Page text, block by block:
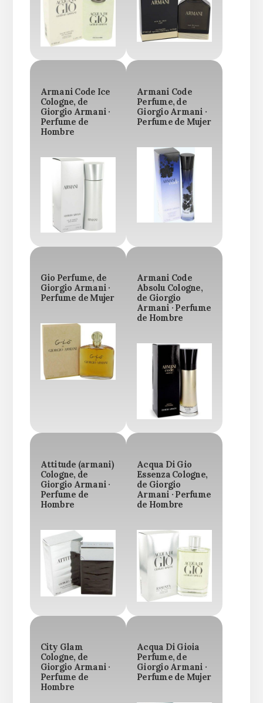
Armani Code Ice
Cologne, de
Giorgio Armani ·
Perfume de
Hombre
Armani Code
Perfume, de
Giorgio Armani ·
Perfume de Mujer
Gio Perfume, de
Giorgio Armani ·
Perfume de Mujer
Armani Code
Absolu Cologne,
de Giorgio
Armani · Perfume
de Hombre
Attitude (armani)
Cologne, de
Giorgio Armani ·
Perfume de
Hombre
Acqua Di Gio
Essenza Cologne,
de Giorgio
Armani · Perfume
de Hombre
City Glam
Cologne, de
Giorgio Armani ·
Perfume de
Hombre
Acqua Di Gioia
Perfume, de
Giorgio Armani ·
Perfume de Mujer